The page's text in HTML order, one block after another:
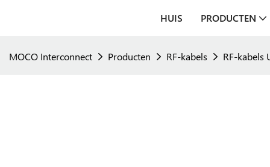
HUIS PRODUCTEN
MOCO Interconnect Producten RF-kabels RF-kabels